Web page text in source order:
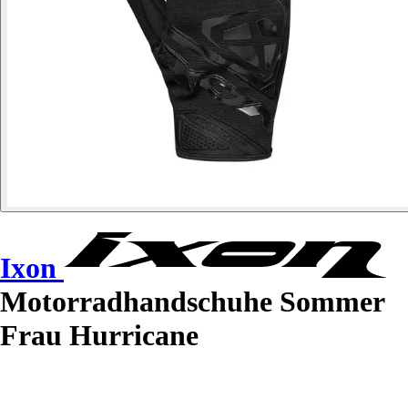
Ixon
Motorradhandschuhe Sommer
Frau Hurricane